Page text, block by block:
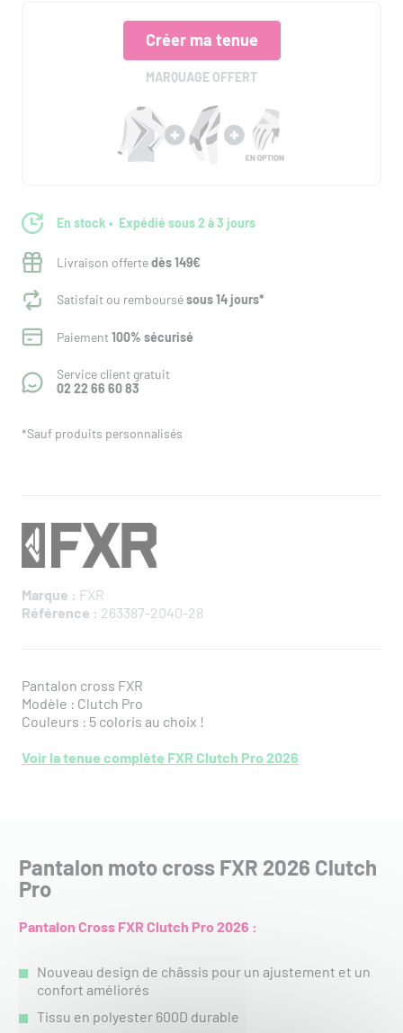
Créer ma tenue
MARQUAGE OFFERT
En stock Expédié sous 2 à 3 jours
Livraison offertedès 149€
Satisfait ou remboursésous 14 jours*
Paiement100% sécurisé
Service client gratuit
02 22 66 60 83
*Sauf produits personnalisés
Marque : FXR
Référence : 263387-2040-28
Pantalon cross FXR
Modèle : Clutch Pro
Couleurs : 5 coloris au choix !
Voir la tenue complète FXR Clutch Pro 2026
Pantalon moto cross FXR 2026 Clutch
Pro
Pantalon Cross FXR Clutch Pro 2026 :
Nouveau design de châssis pour un ajustement et un
confort améliorés
Tissu en polyester 600D durable